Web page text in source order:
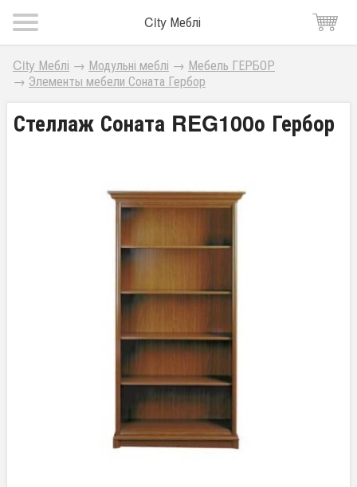
City Меблі
City Меблі → Модульні меблі → Мебель ГЕРБОР
→ Элементы мебели Соната Гербор
Стеллаж Соната REG100о Гербор